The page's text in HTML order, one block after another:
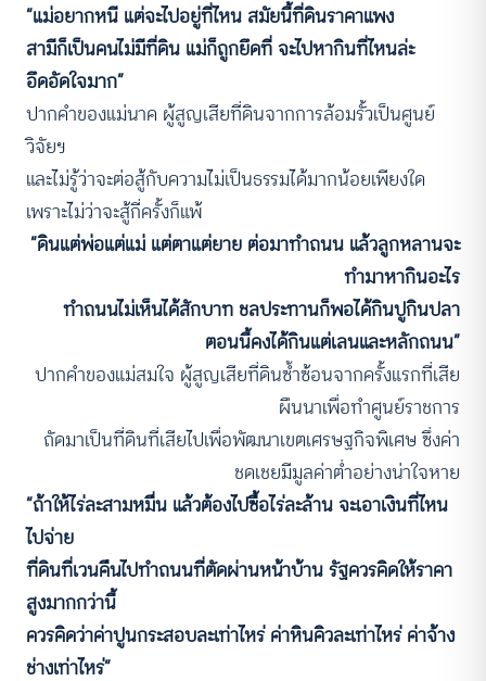
“แม่อยากหนี แต่จะไปอยู่ที่ไหน สมัยนี้ที่ดินราคาแพง
สามีก็เป็นคนไม่มีที่ดิน แม่ก็ถูกยึดที่ จะไปหากินที่ไหนล่ะ
อึดอัดใจมาก”
ปากคำของแม่นาค ผู้สูญเสียที่ดินจากการล้อมรั้วเป็นศูนย์
วิจัยฯ
และไม่รู้ว่าจะต่อสู้กับความไม่เป็นธรรมได้มากน้อยเพียงใด
เพราะไม่ว่าจะสู้กี่ครั้งก็แพ้
“ดินแต่พ่อแต่แม่ แต่ตาแต่ยาย ต่อมาทำถนน แล้วลูกหลานจะ
ทำมาหากินอะไร
ทำถนนไม่เห็นได้สักบาท ชลประทานก็พอได้กินปูกินปลา
ตอนนี้คงได้กินแต่เลนและหลักถนน”
ปากคำของแม่สมใจ ผู้สูญเสียที่ดินซ้ำซ้อนจากครั้งแรกที่เสีย
ผืนนาเพื่อทำศูนย์ราชการ
ถัดมาเป็นที่ดินที่เสียไปเพื่อพัฒนาเขตเศรษฐกิจพิเศษ ซึ่งค่า
ชดเชยมีมูลค่าต่ำอย่างน่าใจหาย
“ถ้าให้ไร่ละสามหมื่น แล้วต้องไปซื้อไร่ละล้าน จะเอาเงินที่ไหน
ไปจ่าย
ที่ดินที่เวนคืนไปทำถนนที่ตัดผ่านหน้าบ้าน รัฐควรคิดให้ราคา
สูงมากกว่านี้
ควรคิดว่าค่าปูนกระสอบละเท่าไหร่ ค่าหินคิวละเท่าไหร่ ค่าจ้าง
ช่างเท่าไหร่”